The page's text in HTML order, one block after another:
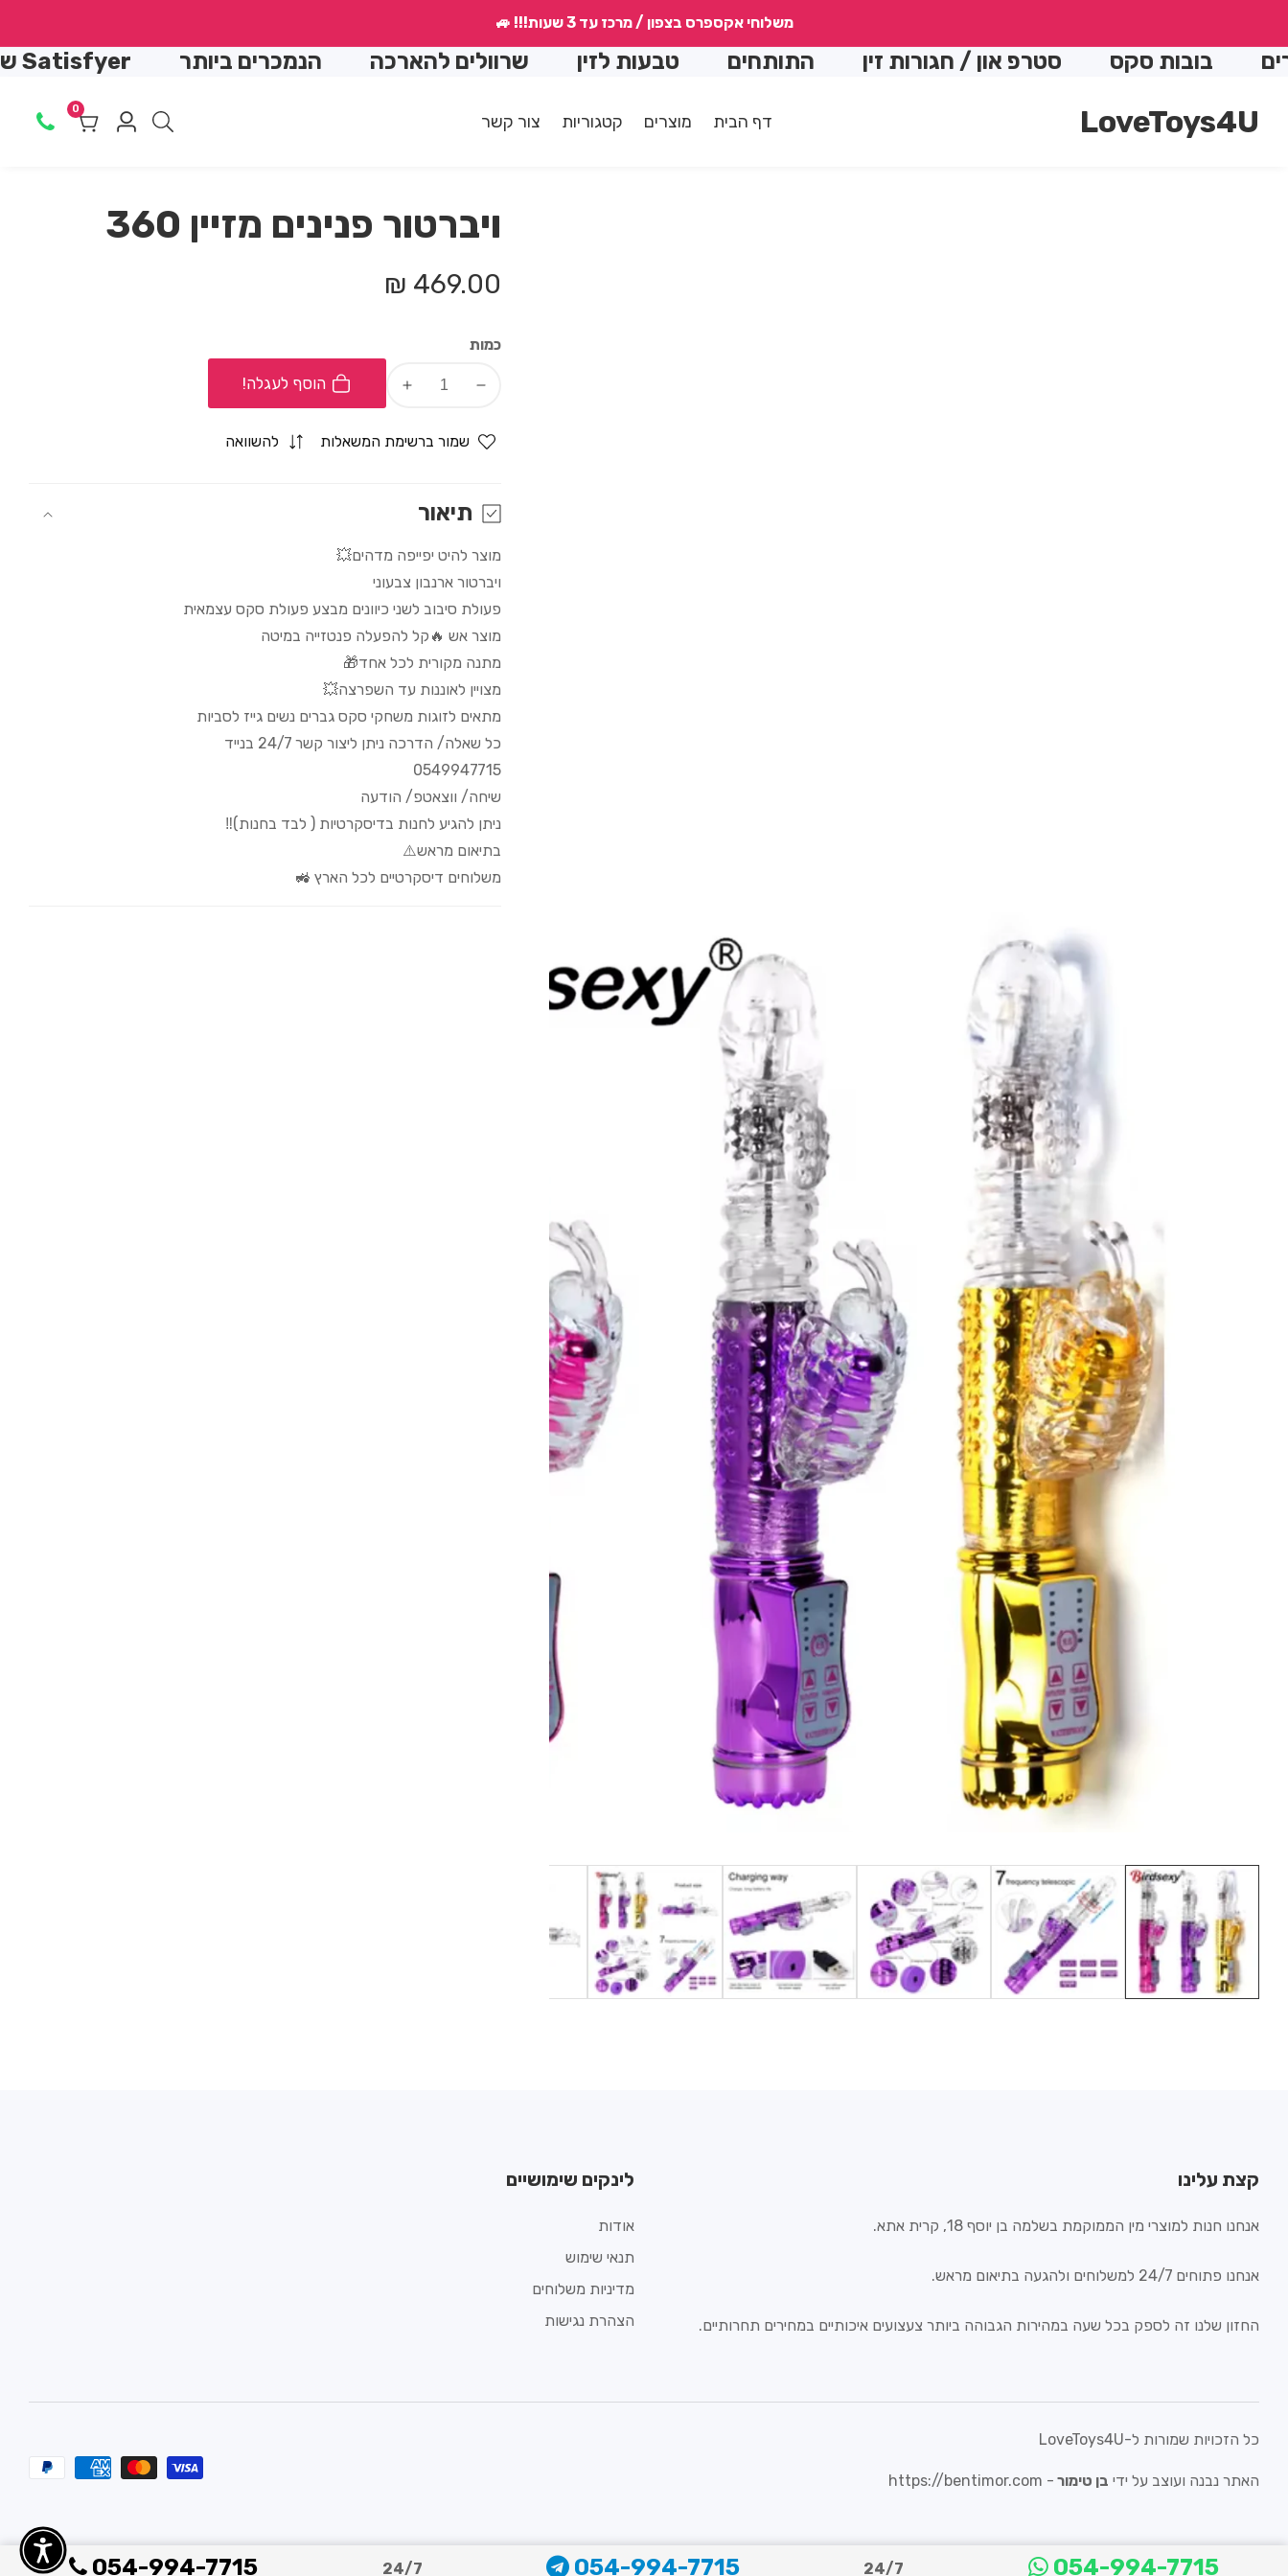
משלוחי אקספרס בצפון / מרכז עד 3 שעות!!! 🚙
בובות סקס סטרפ און / חגורות זין התותחים טבעות לזין שרוולים להארכה הנמכרים ביותר Satisfyer שואב יונק
LoveToys4U דף הבית מוצרים קטגוריות צור קשר
Log
0
0
מוצרים
gallery
ויברטור פנינים מזיין 360
מחיר
469.00 ₪
כמות
Decrease
for
מזיין
360
Increase
for
הוסף לעגלה!
שמור ברשימת המשאלות להשוואה
תיאור
מוצר להיט יפייפה מדהים💥
ויברטור ארנבון צבעוני
פעולת סיבוב לשני כיוונים מבצע פעולת סקס עצמאית
מוצר אש 🔥קל להפעלה פנטזייה במיטה
מתנה מקורית לכל אחד🎁
מצויין לאוננות עד השפרצה💥
מתאים לזוגות משחקי סקס גברים נשים גייז לסביות
כל שאלה/ הדרכה ניתן ליצור קשר 24/7 בנייד
0549947715
שיחה/ ווצאטפ/ הודעה
ניתן להגיע לחנות בדיסקרטיות ( לבד בחנות)‼️
בתיאום מראש⚠️
משלוחים דיסקרטיים לכל הארץ 🚜
054-994-7715
24/7
054-994-7715
24/7
054-994-7715
קצת עלינו
אנחנו חנות למוצרי מין הממוקמת בשלמה בן יוסף 18, קרית אתא.
אנחנו פתוחים 24/7 למשלוחים ולהגעה בתיאום מראש.
החזון שלנו זה לספק בכל שעה במהירות הגבוהה ביותר צעצועים איכותיים במחירים תחרותיים.
לינקים שימושיים
אודות
תנאי שימוש
מדיניות משלוחים
הצהרת נגישות
כל הזכויות שמורות ל-LoveToys4U
האתר נבנה ועוצב על ידי בן טימור -
https://bentimor.com